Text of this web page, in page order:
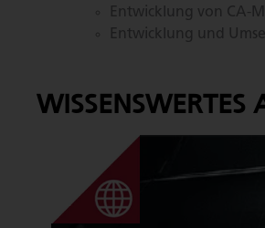
Entwicklung von CA-
Entwicklung und
WISSENSWERTES